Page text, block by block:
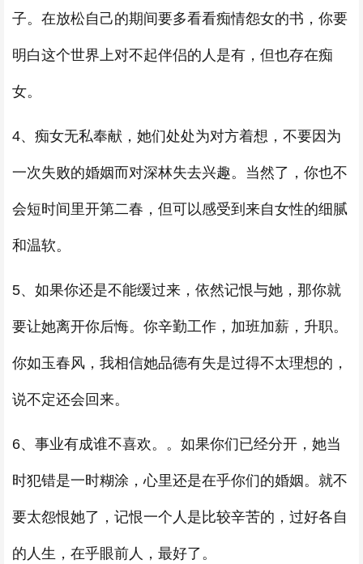
子。在放松自己的期间要多看看痴情怨女的书，你要
明白这个世界上对不起伴侣的人是有，但也存在痴
女。
4、痴女无私奉献，她们处处为对方着想，不要因为
一次失败的婚姻而对深林失去兴趣。当然了，你也不
会短时间里开第二春，但可以感受到来自女性的细腻
和温软。
5、如果你还是不能缓过来，依然记恨与她，那你就
要让她离开你后悔。你辛勤工作，加班加薪，升职。
你如玉春风，我相信她品德有失是过得不太理想的，
说不定还会回来。
6、事业有成谁不喜欢。。如果你们已经分开，她当
时犯错是一时糊涂，心里还是在乎你们的婚姻。就不
要太怨恨她了，记恨一个人是比较辛苦的，过好各自
的人生，在乎眼前人，最好了。